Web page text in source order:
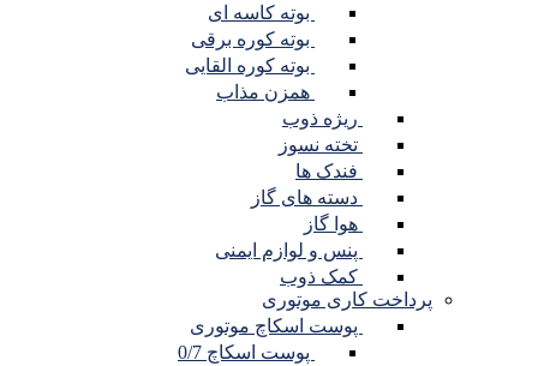
بوته کاسه ای
بوته کوره برقی
بوته کوره القایی
همزن مذاب
ریژه ذوب
تخته نسوز
فندک ها
دسته های گاز
هوا گاز
پنس و لوازم ایمنی
کمک ذوب
پرداخت کاری موتوری
پوست اسکاچ موتوری
پوست اسکاچ 0/7